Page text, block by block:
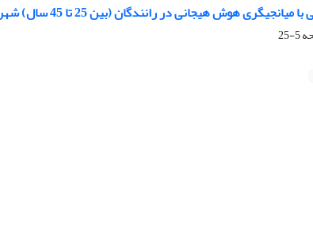
هوش هیجانی در رانندگان (بین 25 تا 45 سال) شهر تهران
5-25